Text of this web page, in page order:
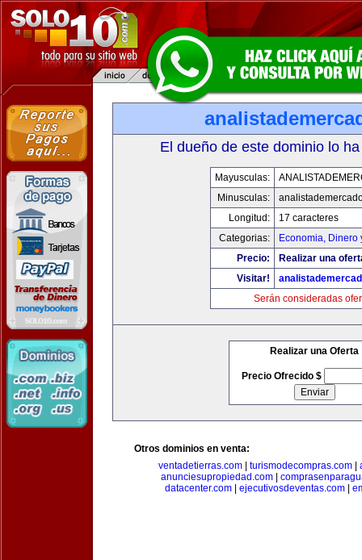
El dueño de este dominio lo
Mayusculas:
Minusculas:
Longitud:
17 caracteres
Categorias:
Economia, Dinero
Precio:
Realizar una
Visitar!
Serán consideradas
Realizar una Oferta
Precio Ofrecido $
Otros dominios en venta:
ventadetierras.com
turismodecompras.com
anunciesupropiedad.com|
datacenter.com
ejecutivosdeventas.com